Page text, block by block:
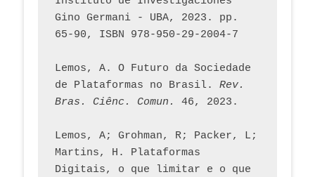
Gino Germani - UBA, 2023. pp.
65-90, ISBN 978-950-29-2004-7
Lemos, A. O Futuro da Sociedade
de Plataformas no Brasil. Rev.
Bras. Ciênc. Comun.
Lemos, A; Grohman, R; Packer, L;
Martins, H. Plataformas
Digitais, o que limitar e o que